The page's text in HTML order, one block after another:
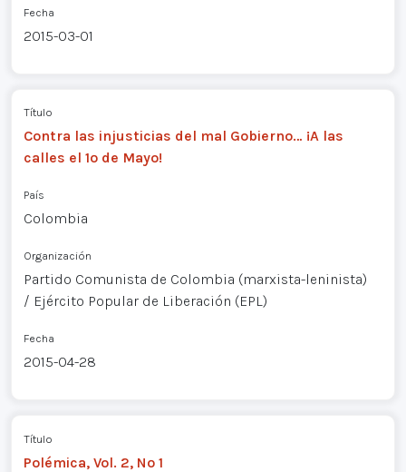
Fecha
2015-03-01
Título
Contra las injusticias del mal Gobierno… ¡A las
calles el 1º de Mayo!
País
Colombia
Organización
Partido Comunista de Colombia (marxista-leninista)
/ Ejército Popular de Liberación (EPL)
Fecha
2015-04-28
Título
Polémica, Vol. 2, Nº 1